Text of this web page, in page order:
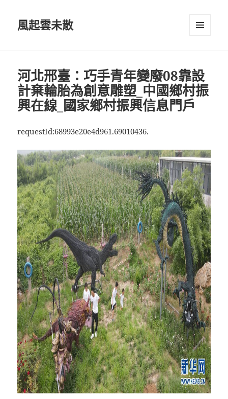
風起雲未散
河北邢臺：巧手青年變廢08靠設
計棄輪胎為創意雕塑_中國鄉村振
興在線_國家鄉村振興信息門戶
requestId:68993e20e4d961.69010436.